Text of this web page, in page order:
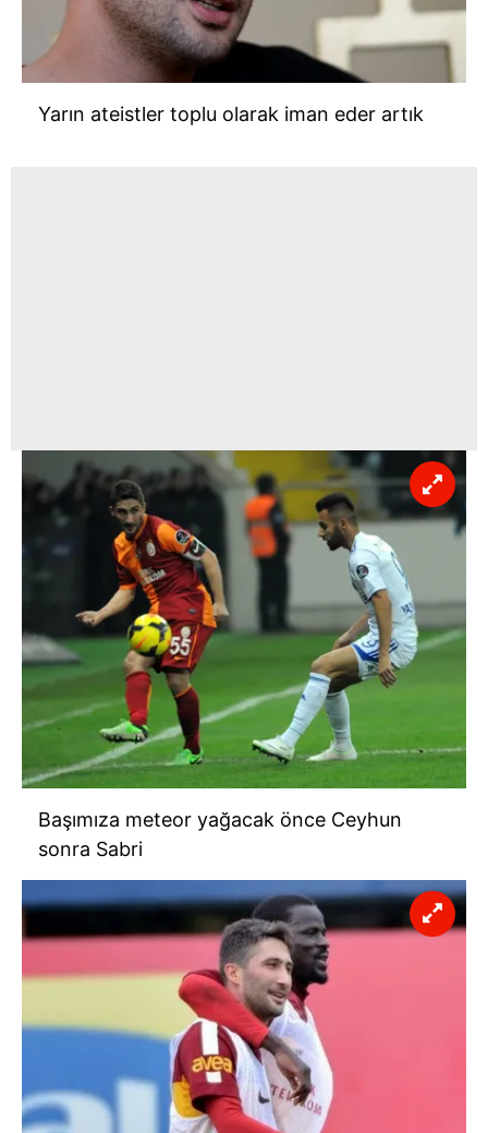
Yarın ateistler toplu olarak iman eder artık
Başımıza meteor yağacak önce Ceyhun
sonra Sabri